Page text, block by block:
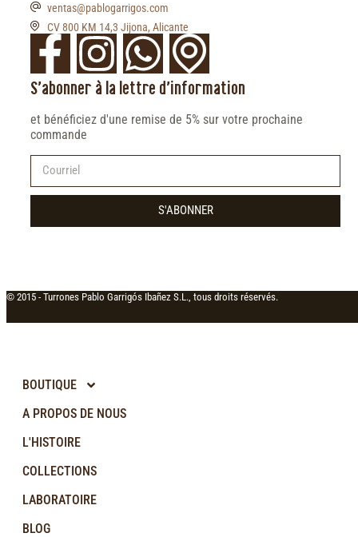
ventas@pablogarrigos.com
CV 800 KM 14,3 Jijona, Alicante
S'abonner à la lettre d'information
et bénéficiez d'une remise de 5% sur votre prochaine
commande
S'ABONNER
© 2015 - Turrones Pablo Garrigós Ibañez S.L., tous droits réservés.
BOUTIQUE
A PROPOS DE NOUS
L'HISTOIRE
COLLECTIONS
LABORATOIRE
BLOG